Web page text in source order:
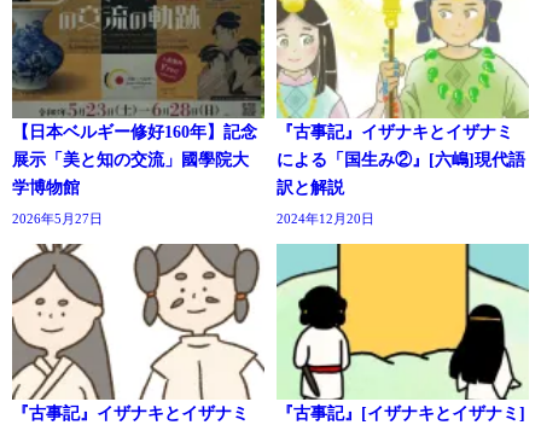
【日本ベルギー修好160年】記念
展示「美と知の交流」國學院大
学博物館
2026年5月27日
『古事記』イザナキとイザナミ
による「国生み②』[六嶋]現代語
訳と解説
2024年12月20日
『古事記』イザナキとイザナミ
『古事記』[イザナキとイザナミ]